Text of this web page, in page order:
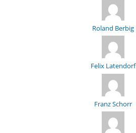
Roland Berbig
Felix Latendorf
Franz Schorr